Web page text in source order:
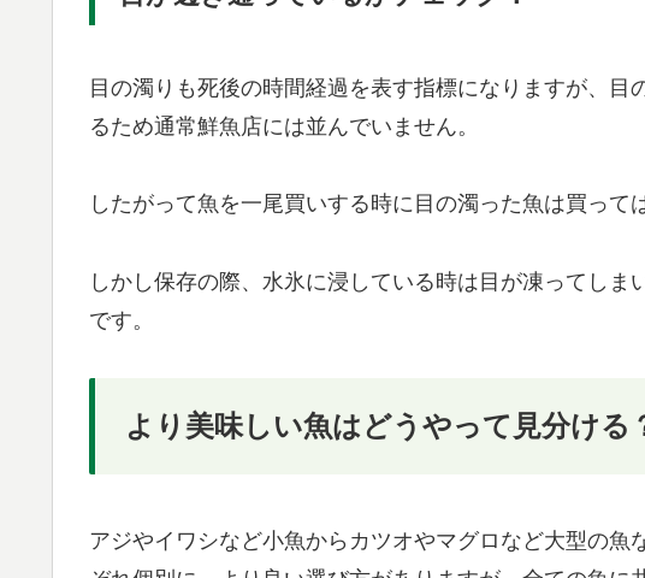
目の濁りも死後の時間経過を表す指標になりますが、目
るため通常鮮魚店には並んでいません。
したがって魚を一尾買いする時に目の濁った魚は買って
しかし保存の際、水氷に浸している時は目が凍ってし
です。
より美味しい魚はどうやって見分ける
アジやイワシなど小魚からカツオやマグロなど大型の魚